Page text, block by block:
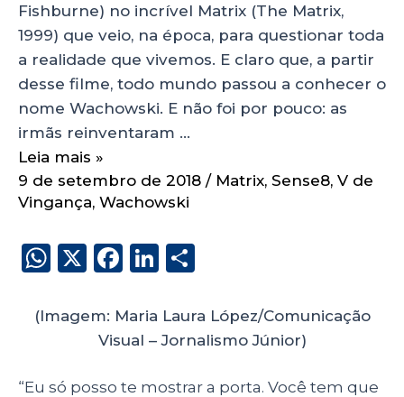
Fishburne) no incrível Matrix (The Matrix,
1999) que veio, na época, para questionar toda
a realidade que vivemos. E claro que, a partir
desse filme, todo mundo passou a conhecer o
nome Wachowski. E não foi por pouco: as
irmãs reinventaram …
Leia mais »
9 de setembro de 2018 / Matrix, Sense8, V de
Vingança, Wachowski
W
a
A
X
F
c
e
b
Li
k
e
dI
a
re
(Imagem: Maria Laura López/Comunicação
Visual – Jornalismo Júnior)
“Eu só posso te mostrar a porta. Você tem que